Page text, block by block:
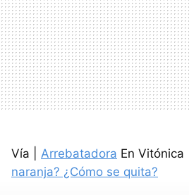
Vía | Arrebatadora En Vitónica |
naranja? ¿Cómo se quita?